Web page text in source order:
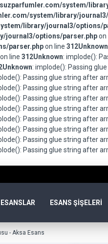
system/
system/library/
library/journal3/options/
journal3/options/parser.phpon
parser.phpon line 312Unknown
on line 312Unknown: implode():
Unknown: implode(): Passing
Passing glue string after
Passing glue string after
Passing glue string after
Passing glue string after
Passing glue string after
Passing glue string after
Passing glue string after
Passing glue string after
ESANS ŞİŞELERİ
- Aksa Esans